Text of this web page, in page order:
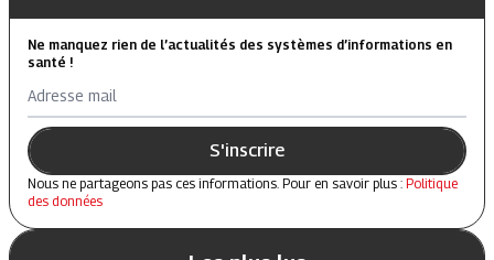
Ne manquez rien de l’actualités des systèmes d’informations en
santé !
Adresse mail
S'inscrire
Nous ne partageons pas ces informations. Pour en savoir plus : Politique
des données